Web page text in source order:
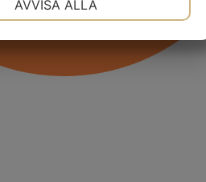
AVVISA ALLA